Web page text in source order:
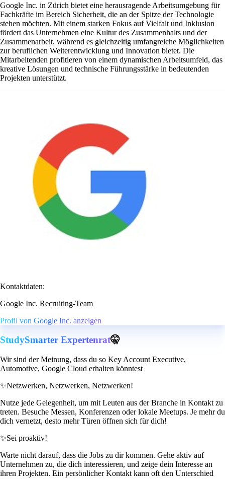
Google Inc. in Zürich bietet eine herausragende Arbeitsumgebung für
Fachkräfte im Bereich Sicherheit, die an der Spitze der Technologie
stehen möchten. Mit einem starken Fokus auf Vielfalt und Inklusion
fördert das Unternehmen eine Kultur des Zusammenhalts und der
Zusammenarbeit, während es gleichzeitig umfangreiche Möglichkeiten
zur beruflichen Weiterentwicklung und Innovation bietet. Die
Mitarbeitenden profitieren von einem dynamischen Arbeitsumfeld, das
kreative Lösungen und technische Führungsstärke in bedeutenden
Projekten unterstützt.
Kontaktdaten:
Google Inc. Recruiting-Team
Profil von Google Inc. anzeigen
StudySmarter Expertenrat🤫
Wir sind der Meinung, dass du so Key Account Executive,
Automotive, Google Cloud erhalten könntest
✨Netzwerken, Netzwerken, Netzwerken!
Nutze jede Gelegenheit, um mit Leuten aus der Branche in Kontakt zu
treten. Besuche Messen, Konferenzen oder lokale Meetups. Je mehr du
dich vernetzt, desto mehr Türen öffnen sich für dich!
✨Sei proaktiv!
Warte nicht darauf, dass die Jobs zu dir kommen. Gehe aktiv auf
Unternehmen zu, die dich interessieren, und zeige dein Interesse an
ihren Projekten. Ein persönlicher Kontakt kann oft den Unterschied